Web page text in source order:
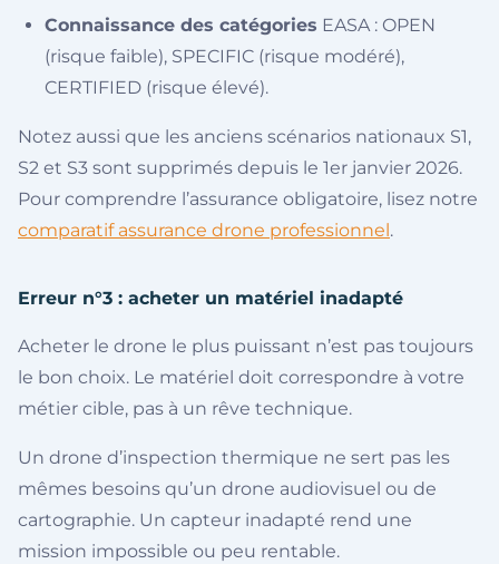
Connaissance des catégories EASA : OPEN
(risque faible), SPECIFIC (risque modéré),
CERTIFIED (risque élevé).
Notez aussi que les anciens scénarios nationaux S1,
S2 et S3 sont supprimés depuis le 1er janvier 2026.
Pour comprendre l’assurance obligatoire, lisez notre
comparatif assurance drone professionnel .
Erreur n°3 : acheter un matériel inadapté
Acheter le drone le plus puissant n’est pas toujours
le bon choix. Le matériel doit correspondre à votre
métier cible, pas à un rêve technique.
Un drone d’inspection thermique ne sert pas les
mêmes besoins qu’un drone audiovisuel ou de
cartographie. Un capteur inadapté rend une
mission impossible ou peu rentable.